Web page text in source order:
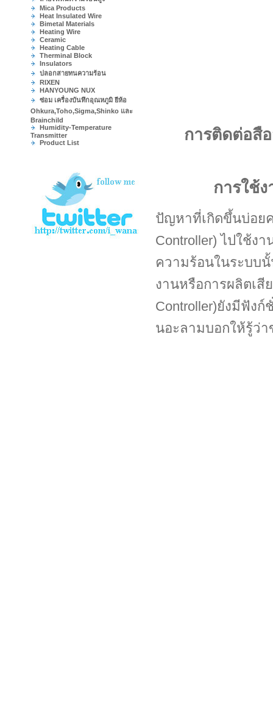
Mica Products
Heat Insulated Wire
Bimetal Materials
Heating Wire
Ceramic
Heating Cable
Therminal Block
Insulators
ปลอกสายทนความร้อน
RIXEN
HANYOUNG NUX
ซ่อม เครื่องบันทึกอุณหภูมิ ยีห้อ
Ohkura,Toho,Sigma,Shinko และ
Brainchild
Humidity-Temperature
Transmitter
Product List
การติดต่อสื
การใช้
ปัญหาที่เกิดขึ้นบ่อย
Controller) ไปใช้ง
ความร้อนในระบบ
งานหรือการผลิตเสี
Controller)ยังมีฟัง
นอะลามบอกให้รู้ว่